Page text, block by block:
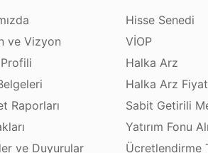
ve Vizyon
Raporları
ve Duyurular
Hisse Senedi
VİOP
Halka Arz
Halka Arz
Sabit Getirili
Yatırım Fonu
Ücretlendirme